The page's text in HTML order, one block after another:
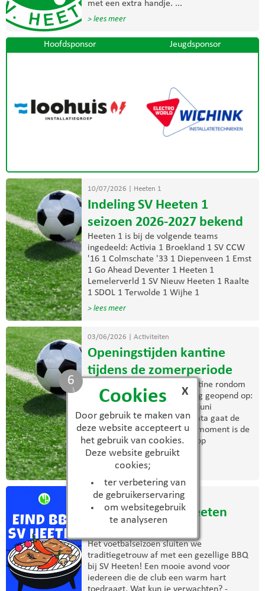
Cookies
Door gebruik te maken van
deze website accepteert u
het gebruik van cookies.
Deze website gebruikt
cookies;
ter verbetering van
de gebruikerservaring
om websitegebruik
te analyseren
X
5
met een extra handje. ...
> lees meer
Hoofdsponsor Jeugdsponsor
10/07/2026 Heeten 1
Indeling SV Heeten 1
seizoen 2026-2027 bekend
Heeten 1 is bij de volgende teams
ingedeeld: Activia 1 Broekland 1 SV CCW
'16 1 Colmschate '33 1 Diepenveen 1 Emst
1 Go Ahead Deventer 1 Heeten 1
Lemelerverld 1 SV Nieuw Heeten 1 Raalte
1 SDOL 1 Terwolde 1 Wijhe 1
> lees meer
03/06/2026 Activiteiten
Openingstijden kantine
tijdens de zomerperiode
De komende weken is de kantine rondom
trainingen en wedstrijden nog geopend op:
Woensdag 3 juni Zaterdag 6 juni
Woensdag 10 juni Na deze data gaat de
zomerregeling in. Vanaf dat moment is de
kantine uitsluitend geopend op
donderdagavond. Wij ...
> lees meer
03/06/2026| Activiteiten
Eind BBQ bij S.V. Heeten
Het voetbalseizoen sluiten we
traditiegetrouw af met een gezellige BBQ
bij SV Heeten! Een mooie avond voor
iedereen die de club een warm hart
toedraagt. Wat kun je verwachten? -